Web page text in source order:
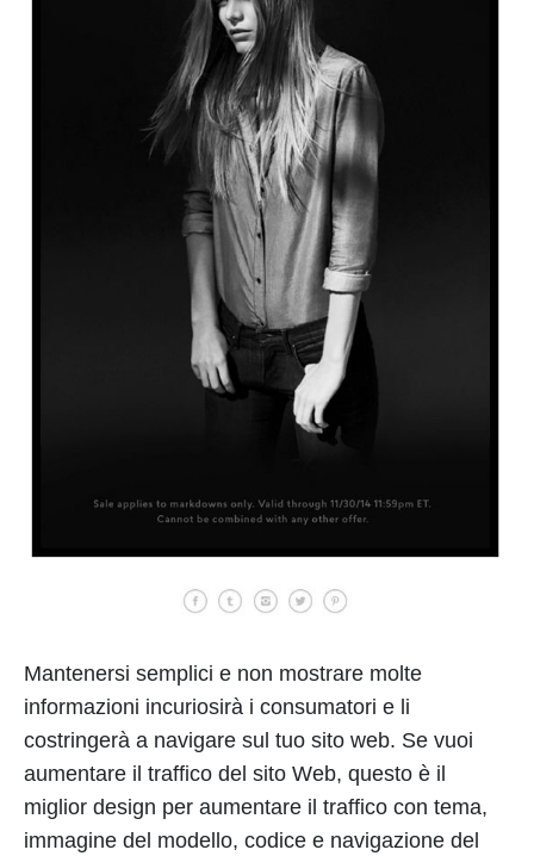
Mantenersi semplici e non mostrare molte
informazioni incuriosirà i consumatori e li
costringerà a navigare sul tuo sito web. Se vuoi
aumentare il traffico del sito Web, questo è il
miglior design per aumentare il traffico con tema,
immagine del modello, codice e navigazione del